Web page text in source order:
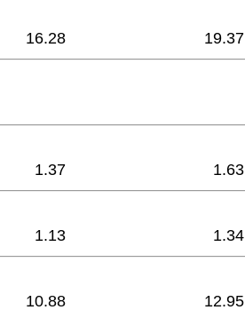
16.28 19.37
1.37 1.63
1.13 1.34
10.88 12.95